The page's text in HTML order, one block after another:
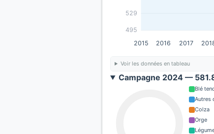
495
529
2015 2016 2017
Voir les données en tableau
Campagne 2024 —
Blé
Autres
Colza
Orge